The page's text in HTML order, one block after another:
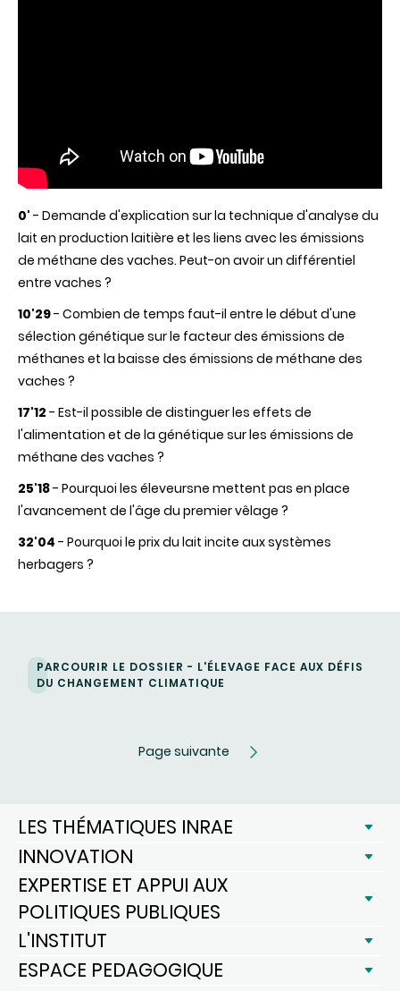
0' - Demande d'explication sur la technique d'analyse du
lait en production laitière et les liens avec les émissions
de méthane des vaches. Peut-on avoir un différentiel
entre vaches ?
10'29- Combien de temps faut-il entre le début d'une
sélection génétique sur le facteur des émissions de
méthanes et la baisse des émissions de méthane des
vaches ?
17'12 - Est-il possible de distinguer les effets de
l'alimentation et de la génétique sur les émissions de
méthane des vaches ?
25'18- Pourquoi les éleveursne mettent pas en place
l'avancement de l'âge du premier vêlage ?
32'04 - Pourquoi le prix du lait incite aux systèmes
herbagers ?
PARCOURIR LE DOSSIER - L'ÉLEVAGE FACE AUX DÉFIS
DU CHANGEMENT CLIMATIQUE
Page suivante
LES THÉMATIQUES INRAE
INNOVATION
EXPERTISE ET APPUI AUX
POLITIQUES PUBLIQUES
L'INSTITUT
ESPACE PEDAGOGIQUE